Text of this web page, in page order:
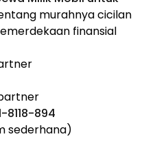
murahnya cicilan
finansial
8118-894
sederhana)